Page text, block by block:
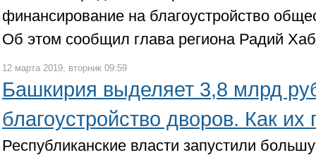
финансирование на благоустройство
Об этом сообщил глава региона Радий
12 марта 2019, вторник 09:59
Башкирия выделяет 3,8 млрд
благоустройство дворов. Как их
Республиканские власти запустили